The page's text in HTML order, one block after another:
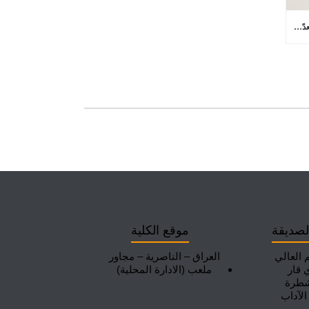
كلية الآداب بجامعة ذي قار تعلن عن (73) مقعدًا شاغرًا للتدوير بين الجامعات في برامج الدراسات العليا
موقع الكلية
العراق – الناصرية – مجاور
ملعب (الادارة المحلية)
العالي
قار